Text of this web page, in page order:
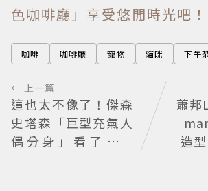
色咖啡廳」享受悠閒時光吧！
咖啡 咖啡廳 寵物 貓咪 下午
← 上一篇
這也太不像了！傑森
史塔森「巨型充氣人
偶分身」看了只想
蕭邦
造